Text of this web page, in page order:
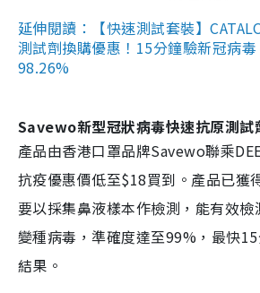
延伸閱讀：【快速測試套裝】
測試劑換購優惠！15分鐘驗新冠病
98.26%
Savewo新型冠狀病毒快速抗原測試
產品由香港口罩品牌Savewo聯乘
抗疫優惠價低至$18買到。產品已獲
要以採集鼻液樣本作檢測，能有效
變種病毒，準確度達至99%，最快
結果。